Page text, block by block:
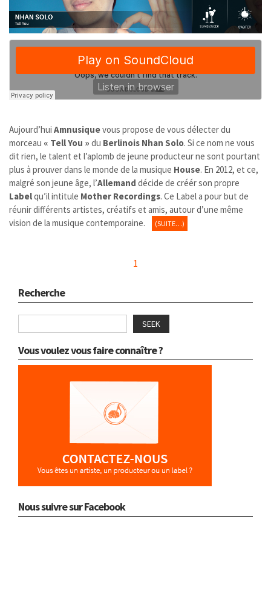
Aujourd’hui Amnusiquevous propose de vous délecter du
morceau « Tell You » du Berlinois Nhan Solo. Si ce nom ne vous
dit rien, le talent et l’aplomb de jeune producteur ne sont pourtant
plus à prouver dans le monde de la musique House. En 2012, et ce,
malgré son jeune âge, l’Allemand décide de créér son propre
Labelqu’il intitule Mother Recordings. Ce Label a pourbut de
réunir différents artistes, créatifs et amis, autour d’une même
vision de la musique contemporaine.
(SUITE…)
1
Recherche
SEEK
Vous voulez vous faire connaître ?
Nous suivre sur Facebook